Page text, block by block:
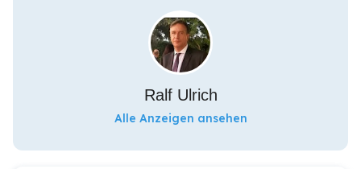
Ralf Ulrich
Alle Anzeigen ansehen